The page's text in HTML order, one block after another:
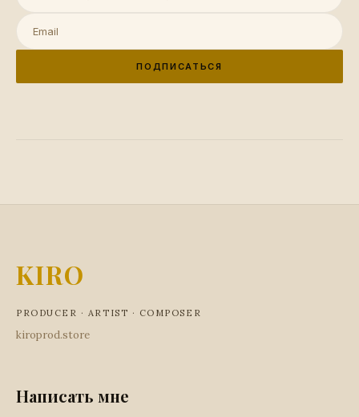
ПОДПИСАТЬСЯ
KIRO
PRODUCER · ARTIST · COMPOSER
kiroprod.store
Написать мне